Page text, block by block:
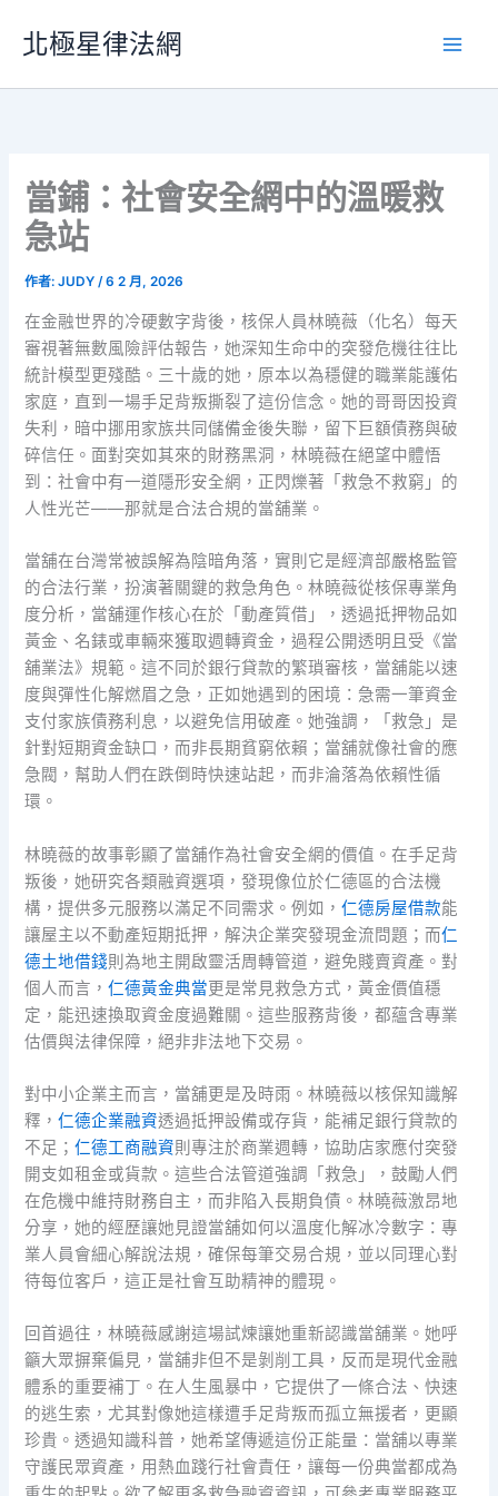
要
北極星律法網
當鋪：社會安全網中的溫暖救
急站
作者:JUDY/6 2 月, 2026
在金融世界的冷硬數字背後，核保人員林曉薇（化名）每天
審視著無數風險評估報告，她深知生命中的突發危機往往比
統計模型更殘酷。三十歲的她，原本以為穩健的職業能護佑
家庭，直到一場手足背叛撕裂了這份信念。她的哥哥因投資
失利，暗中挪用家族共同儲備金後失聯，留下巨額債務與破
碎信任。面對突如其來的財務黑洞，林曉薇在絕望中體悟
到：社會中有一道隱形安全網，正閃爍著「救急不救窮」的
人性光芒——那就是合法合規的當舖業。
當舖在台灣常被誤解為陰暗角落，實則它是經濟部嚴格監管
的合法行業，扮演著關鍵的救急角色。林曉薇從核保專業角
度分析，當舖運作核心在於「動產質借」，透過抵押物品如
黃金、名錶或車輛來獲取週轉資金，過程公開透明且受《當
舖業法》規範。這不同於銀行貸款的繁瑣審核，當舖能以速
度與彈性化解燃眉之急，正如她遇到的困境：急需一筆資金
支付家族債務利息，以避免信用破產。她強調，「救急」是
針對短期資金缺口，而非長期貧窮依賴；當舖就像社會的應
急閥，幫助人們在跌倒時快速站起，而非淪落為依賴性循
環。
林曉薇的故事彰顯了當舖作為社會安全網的價值。在手足背
叛後，她研究各類融資選項，發現像位於仁德區的合法機
構，提供多元服務以滿足不同需求。例如，仁德房屋借款能
讓屋主以不動產短期抵押，解決企業突發現金流問題；而仁
德土地借錢則為地主開啟靈活周轉管道，避免賤賣資產。對
個人而言，仁德黃金典當更是常見救急方式，黃金價值穩
定，能迅速換取資金度過難關。這些服務背後，都蘊含專業
估價與法律保障，絕非非法地下交易。
對中小企業主而言，當舖更是及時雨。林曉薇以核保知識解
釋，仁德企業融資透過抵押設備或存貨，能補足銀行貸款的
不足；仁德工商融資則專注於商業週轉，協助店家應付突發
開支如租金或貨款。這些合法管道強調「救急」，鼓勵人們
在危機中維持財務自主，而非陷入長期負債。林曉薇激昂地
分享，她的經歷讓她見證當舖如何以溫度化解冰冷數字：專
業人員會細心解說法規，確保每筆交易合規，並以同理心對
待每位客戶，這正是社會互助精神的體現。
回首過往，林曉薇感謝這場試煉讓她重新認識當舖業。她呼
籲大眾摒棄偏見，當舖非但不是剝削工具，反而是現代金融
體系的重要補丁。在人生風暴中，它提供了一條合法、快速
的逃生索，尤其對像她這樣遭手足背叛而孤立無援者，更顯
珍貴。透過知識科普，她希望傳遞這份正能量：當舖以專業
守護民眾資產，用熱血踐行社會責任，讓每一份典當都成為